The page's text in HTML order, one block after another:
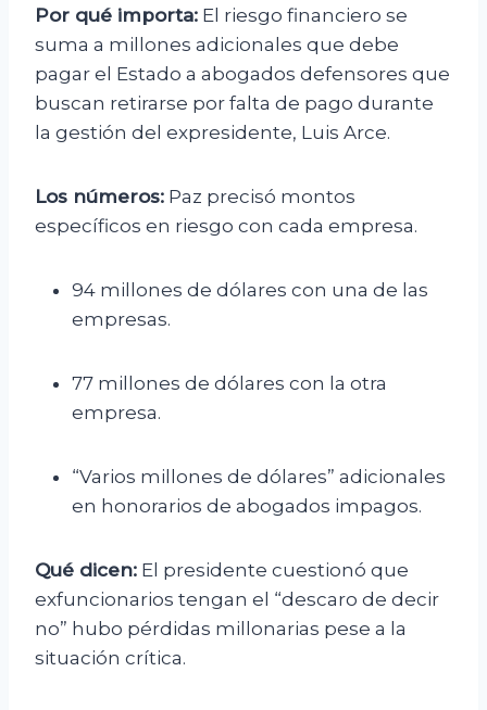
Por qué importa: El riesgo financiero se
suma a millones adicionales que debe
pagar el Estado a abogados defensores que
buscan retirarse por falta de pago durante
la gestión del expresidente, Luis Arce.
Los números: Paz precisó montos
específicos en riesgo con cada empresa.
94 millones de dólares con una de las
empresas.
77 millones de dólares con la otra
empresa.
“Varios millones de dólares” adicionales
en honorarios de abogados impagos.
Qué dicen: El presidente cuestionó que
exfuncionarios tengan el “descaro de decir
no” hubo pérdidas millonarias pese a la
situación crítica.